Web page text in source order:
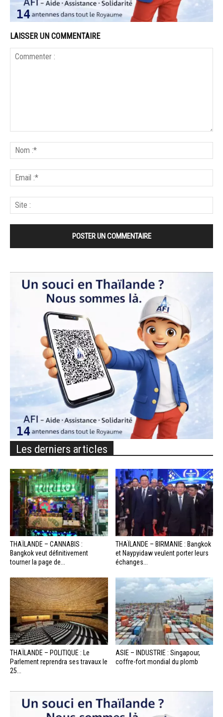
LAISSER UN COMMENTAIRE
Les derniers articles
THAÏLANDE – CANNABIS :
Bangkok veut définitivement
tourner la page de...
THAÏLANDE – BIRMANIE : Bangkok
et Naypyidaw veulent porter leurs
échanges...
THAÏLANDE – POLITIQUE : Le
Parlement reprendra ses travaux le
25...
ASIE – INDUSTRIE : Singapour,
coffre-fort mondial du plomb